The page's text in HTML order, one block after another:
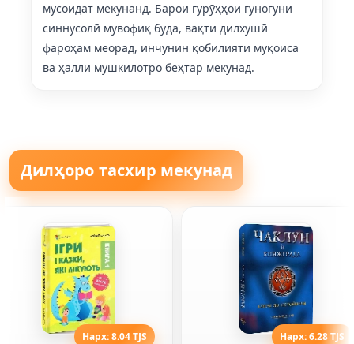
мусоидат мекунанд. Барои гурӯҳҳои гуногуни
синнусолӣ мувофиқ буда, вақти дилхушӣ
фароҳам меорад, инчунин қобилияти муқоиса
ва ҳалли мушкилотро беҳтар мекунад.
Дилҳоро тасхир мекунад
Нарх: 8.04 TJS Нарх: 6.28 TJS